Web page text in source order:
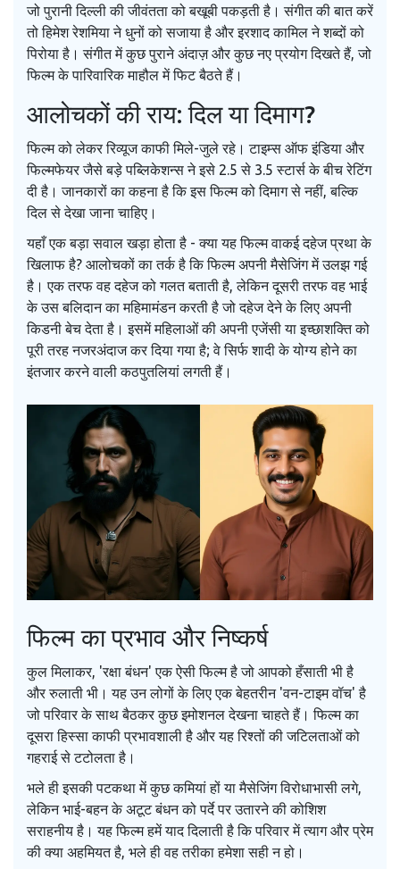
जो पुरानी दिल्ली की जीवंतता को बखूबी पकड़ती है। संगीत की बात करें
तोहिमेश रेशमियाने धुनों को सजाया है औरइरशाद कामिलने शब्दों को
पिरोया है। संगीत में कुछ पुराने अंदाज़ और कुछ नए प्रयोग दिखते हैं, जो
फिल्म के पारिवारिक माहौल में फिट बैठते हैं।
आलोचकों की राय: दिल या दिमाग?
फिल्म को लेकर रिव्यूज काफी मिले-जुले रहे। टाइम्स ऑफ इंडिया और
फिल्मफेयर जैसे बड़े पब्लिकेशन्स ने इसे 2.5 से 3.5 स्टार्स के बीच रेटिंग
दी है। जानकारों का कहना है कि इस फिल्म को दिमाग से नहीं, बल्कि
दिल से देखा जाना चाहिए।
यहाँ एक बड़ा सवाल खड़ा होता है - क्या यह फिल्म वाकई दहेज प्रथा के
खिलाफ है? आलोचकों का तर्क है कि फिल्म अपनी मैसेजिंग में उलझ गई
है। एक तरफ वह दहेज को गलत बताती है, लेकिन दूसरी तरफ वह भाई
के उस बलिदान का महिमामंडन करती है जो दहेज देने के लिए अपनी
किडनी बेच देता है। इसमें महिलाओं की अपनी एजेंसी या इच्छाशक्ति को
पूरी तरह नजरअंदाज कर दिया गया है; वे सिर्फ शादी के योग्य होने का
इंतजार करने वाली कठपुतलियां लगती हैं।
फिल्म का प्रभाव और निष्कर्ष
कुल मिलाकर, 'रक्षा बंधन' एक ऐसी फिल्म है जो आपको हँसाती भी है
और रुलाती भी। यह उन लोगों के लिए एक बेहतरीन 'वन-टाइम वॉच' है
जो परिवार के साथ बैठकर कुछ इमोशनल देखना चाहते हैं। फिल्म का
दूसरा हिस्सा काफी प्रभावशाली है और यह रिश्तों की जटिलताओं को
गहराई से टटोलता है।
भले ही इसकी पटकथा में कुछ कमियां हों या मैसेजिंग विरोधाभासी लगे,
लेकिन भाई-बहन के अटूट बंधन को पर्दे पर उतारने की कोशिश
सराहनीय है। यह फिल्म हमें याद दिलाती है कि परिवार में त्याग और प्रेम
की क्या अहमियत है, भले ही वह तरीका हमेशा सही न हो।